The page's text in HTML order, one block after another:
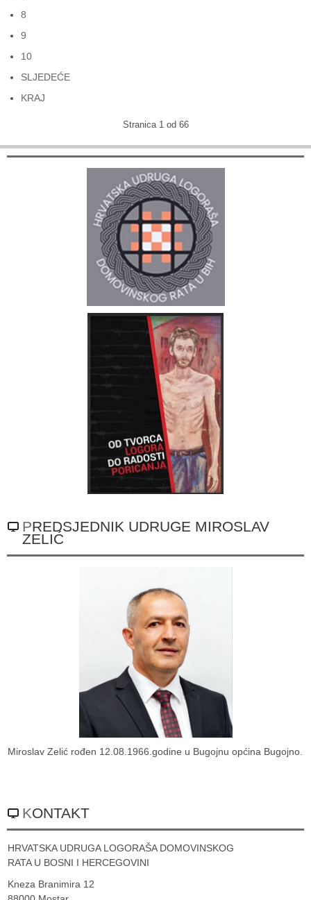
8
9
10
SLJEDEĆE
KRAJ
Stranica 1 od 66
PREDSJEDNIK UDRUGE MIROSLAV
ZELIĆ
Miroslav Zelić rođen 12.08.1966.godine u Bugojnu općina Bugojno.
KONTAKT
HRVATSKA UDRUGA LOGORAŠA DOMOVINSKOG
RATA U BOSNI I HERCEGOVINI
Kneza Branimira 12